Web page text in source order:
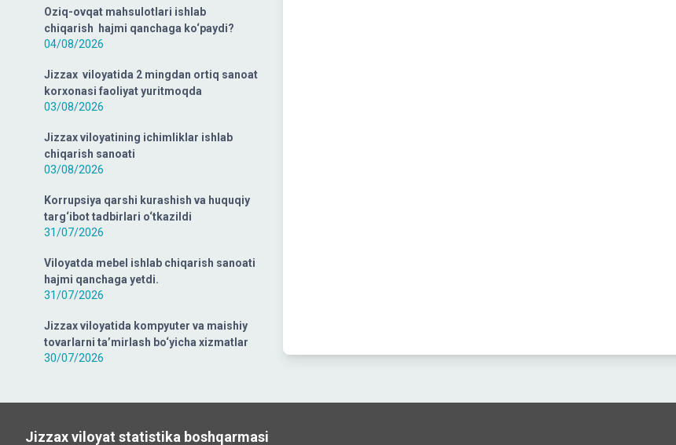
Oziq-ovqat mahsulotlari ishlab
chiqarish hajmi qanchaga ko‘paydi?
04/08/2026
Jizzax viloyatida 2 mingdan ortiq sanoat
korxonasi faoliyat yuritmoqda
03/08/2026
Jizzax viloyatining ichimliklar ishlab
chiqarish sanoati
03/08/2026
Korrupsiya qarshi kurashish va huquqiy
targ‘ibot tadbirlari o‘tkazildi
31/07/2026
Viloyatda mebel ishlab chiqarish sanoati
hajmi qanchaga yetdi.
31/07/2026
Jizzax viloyatida kompyuter va maishiy
tovarlarni ta’mirlash bo‘yicha xizmatlar
30/07/2026
Jizzax viloyat statistika boshqarmasi